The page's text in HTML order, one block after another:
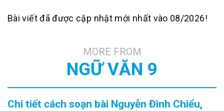
Bài viết đã được cập nhật mới nhất vào 08/2026!
MORE FROM
NGỮ VĂN 9
Chi tiết cách soạn bài Nguyễn Đình Chiểu,